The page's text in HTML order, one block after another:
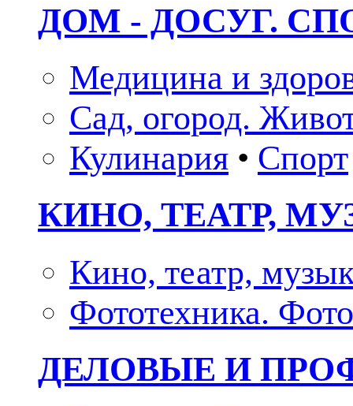
ДОМ - ДОСУГ.
Медицина и
Сад, огород.
Кулинария • Спорт
КИНО, ТЕАТР,
Кино, театр,
Фототехника.
ДЕЛОВЫЕ И